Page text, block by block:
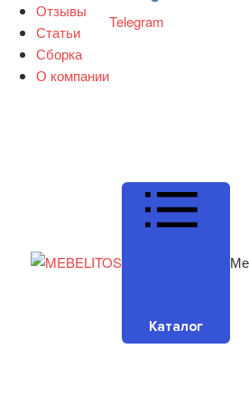
Отзывы
Статьи
Сборка
О компании
Telegram
Каталог